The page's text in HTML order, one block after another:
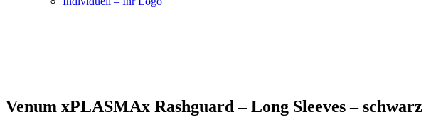
Venum xPLASMAx Rashguard – Long Sleeves – schwarz